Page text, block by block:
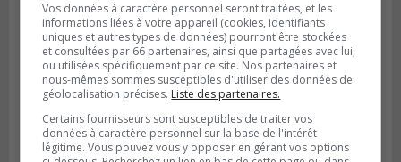
LONGUEUIL
Publié le 4 août 2026 à 08h28
Vos données à caractère personnel seront traitées, et les
informations liées à votre appareil (cookies, identifiants
uniques et autres types de données) pourront être stockées
et consultées par 66 partenaires, ainsi que partagées avec lui,
ou utilisées spécifiquement par ce site. Nos partenaires et
nous-mêmes sommes susceptibles d'utiliser des données de
géolocalisation précises. Liste des partenaires.
Certains fournisseurs sont susceptibles de traiter vos
données à caractère personnel sur la base de l'intérêt
légitime. Vous pouvez vous y opposer en gérant vos options